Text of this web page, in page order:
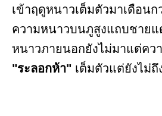
เข้าฤดูหนาวเต็มตัวมาเดือน
ความหนาวบนภูสูงแถบชาย
หนาวภายนอกยังไม่มาแต่คว
"ระลอกห้า" เต็มตัวแต่ยังไม่